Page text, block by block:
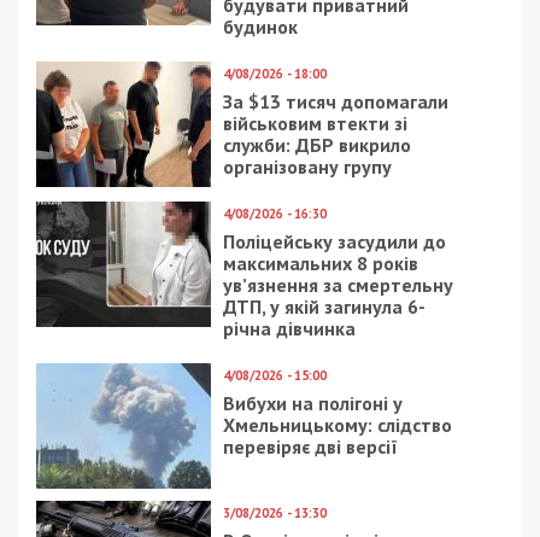
28/03/2024 - 10:40
Вночі над
Дніпропетровською
областю знищено 8
“Шахедів”
5/06/2019 - 16:26
реанимируют дом без
основания: фото